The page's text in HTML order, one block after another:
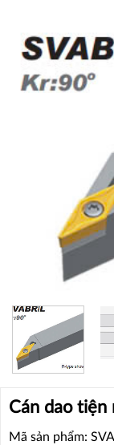
Cán dao tiện
Mã sản phẩm: